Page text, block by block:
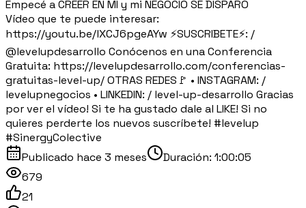
Empecé a CREER EN MÍ y mi NEGOCIO SE DISPARÓ
Vídeo que te puede interesar:
https://youtu.be/lXCJ6pgeAYw ⚡SUSCRIBETE⚡: /
@levelupdesarrollo Conócenos en una Conferencia
Gratuita: https://levelupdesarrollo.com/conferencias-
gratuitas-level-up/ OTRAS REDES🚩 • INSTAGRAM: /
levelupnegocios • LINKEDIN: / level-up-desarrollo Gracias
por ver el vídeo! Si te ha gustado dale al LIKE! Si no
quieres perderte los nuevos suscríbete! #levelup
#SinergyColective
Publicado hace 3 meses Duración: 1:00:05
679
21